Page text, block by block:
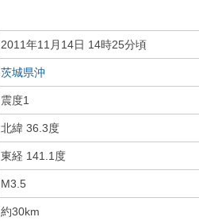
2011年11月14日 14時25分頃
茨城県沖
震度1
北緯 36.3度
東経 141.1度
M3.5
約30km